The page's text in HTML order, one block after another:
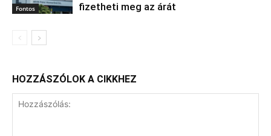
Fontos
fizetheti meg az árát
HOZZÁSZÓLOK A CIKKHEZ